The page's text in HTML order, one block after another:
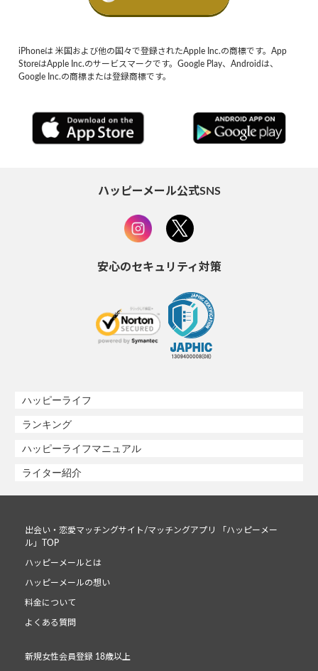
iPhoneは 米国および他の国々で登録されたApple Inc.の商標です。App
StoreはApple Inc.のサービスマークです。Google Play、Androidは、
Google Inc.の商標または登録商標です。
ハッピーメール公式SNS
安心のセキュリティ対策
ハッピーライフ
ランキング
ハッピーライフマニュアル
ライター紹介
出会い・恋愛マッチングサイト/マッチングアプリ 「ハッピーメー
ル」TOP
ハッピーメールとは
ハッピーメールの想い
料金について
よくある質問
新規女性会員登録 18歳以上